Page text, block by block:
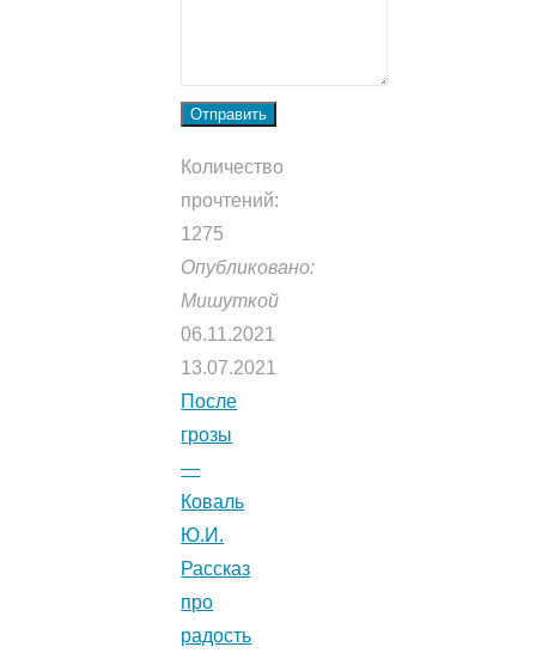
Отправить
Количество
прочтений:
1275
Опубликовано:
Мишуткой
06.11.2021
13.07.2021
После
грозы
—
Коваль
Ю.И.
Рассказ
про
радость